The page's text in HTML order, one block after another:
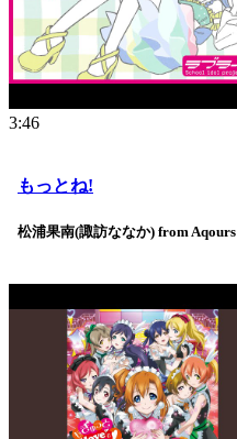
3:46
もっとね!
松浦果南(諏訪ななか) from Aqours